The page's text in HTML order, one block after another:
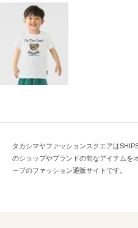
タカシマヤファッションスクエアは
のショップやブランドの旬なアイテムを
ープのファッション通販サイトです。